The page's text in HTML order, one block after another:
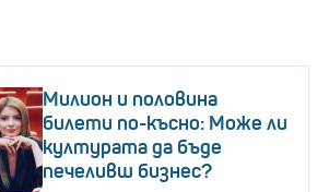
Милион и половина
билети по-късно: Може ли
културата да бъде
печеливш бизнес?